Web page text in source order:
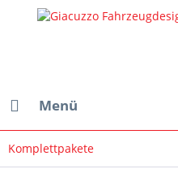
Menü
Komplettpakete